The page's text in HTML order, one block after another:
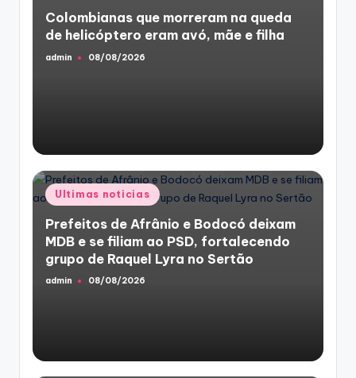
in
Colombianas que morreram na queda
de helicóptero eram avó, mãe e filha
Posted
admin 08/08/2026
Posted
in
Ultimas noticias
Prefeitos de Afrânio e Bodocó deixam
MDB e se filiam ao PSD, fortalecendo
grupo de Raquel Lyra no Sertão
Posted
admin 08/08/2026